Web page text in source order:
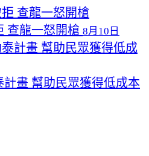
查龍一怒開槍 8月10日
計畫 幫助民眾獲得低成本